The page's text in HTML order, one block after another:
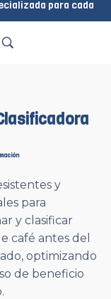
para cada
y
para
y clasificar
café antes del
optimizando
de beneficio